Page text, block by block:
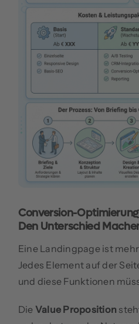
Conversion-
Den Unterschied
Eine Landingpage ist
Jedes Element auf der
und diese Funktionen
Die Value Proposition